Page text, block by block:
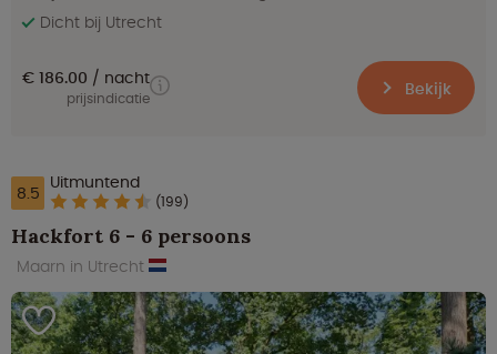
Dicht bij Utrecht
€ 186.00 nacht
prijsindicatie Bekijk
8.5 Uitmuntend
(199)
Hackfort 6 - 6 persoons
Maarn in Utrecht